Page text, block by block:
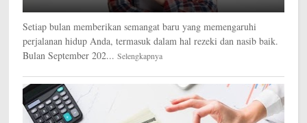
Setiap bulan memberikan semangat baru yang memengaruhi
perjalanan hidup Anda, termasuk dalam hal rezeki dan nasib baik.
Bulan September 202... Selengkapnya